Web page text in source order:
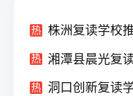
热
热
热